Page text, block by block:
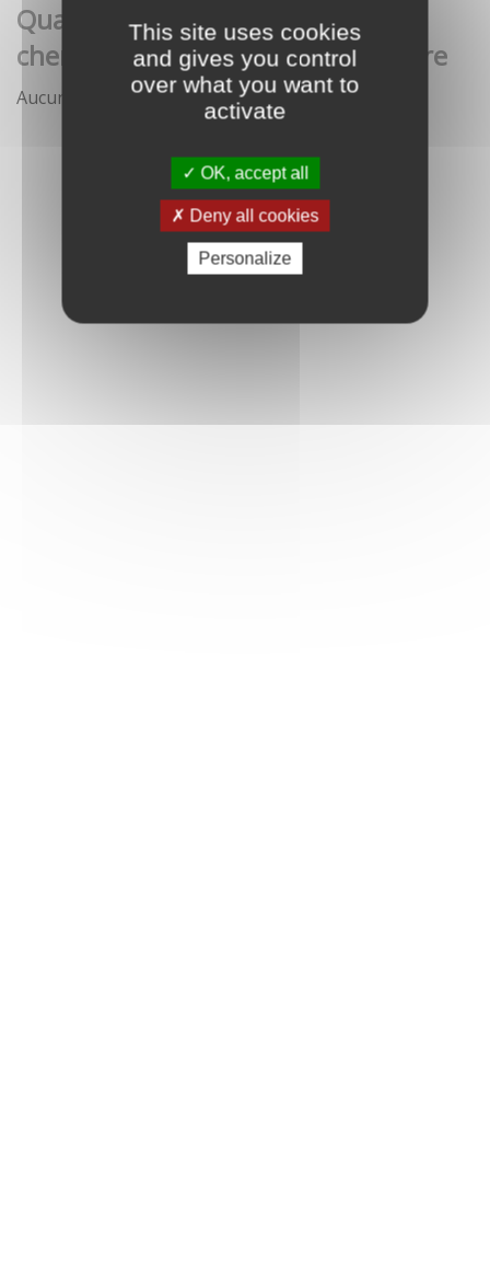
This site uses cookies
and gives you control
over what you want to
activate
OK, accept all
Deny all cookies
Personalize
Qualification des enseignants-
chercheurs en écoles d'architecture
Aucune démarche pour le moment